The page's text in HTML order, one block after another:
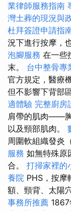
業律師服務指南
灣土葬的現況與
杜拜簽證申請指
況下進行按摩，
泡腳服務 在一些
末。 台中整骨專
官方規定，醫療
但不影響下背部
適體驗 完整廚房
肩帶的肌肉——
以及頸部肌肉。
周圍軟組織發炎
服務 如無特殊原
合。 打掃家裡的
養院 PHS，按摩
額、頸背、太陽
事務所推薦